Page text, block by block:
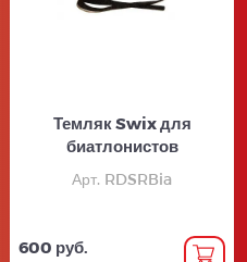
Темляк Swix для
биатлонистов
Арт. RDSRBia
600 руб.